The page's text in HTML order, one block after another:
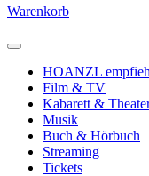
Warenkorb
HOANZL
Film & TV
Kabarett &
Musik
Buch & Hörbuch
Streaming
Tickets